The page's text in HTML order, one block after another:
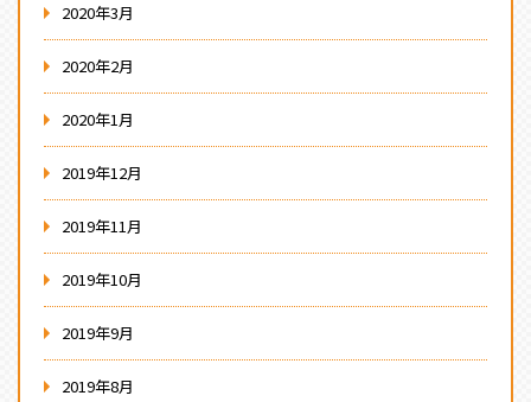
2020年3月
2020年2月
2020年1月
2019年12月
2019年11月
2019年10月
2019年9月
2019年8月